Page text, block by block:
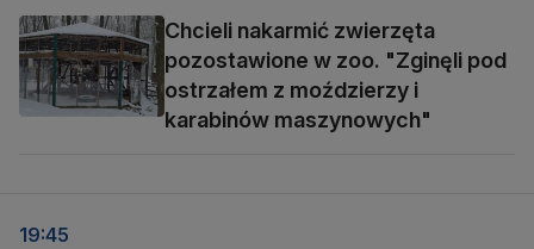
Chcieli nakarmić zwierzęta
pozostawione w zoo. "Zginęli pod
ostrzałem z moździerzy i
karabinów maszynowych"
19:45